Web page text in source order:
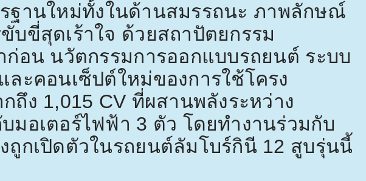
ฐานใหม่ทั้งในด้านสมรรถนะ ภาพลักษณ์
ขี่สุดเร้าใจ ด้วยสถาปัตยกรรม
ก่อน นวัตกรรมการออกแบบรถยนต์ ระบบ
ะคอนเซ็ปต์ใหม่ของการใช้โครง
ถึง 1,015 CV ที่ผสานพลังระหว่าง
มอเตอร์ไฟฟ้า 3 ตัว โดยทำงานร่วมกับ
กเปิดตัวในรถยนต์ลัมโบร์กินี 12 สูบรุ่นนี้